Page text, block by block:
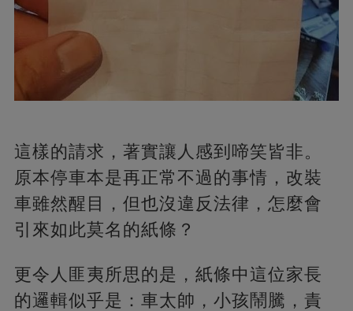
這樣的請求，著實讓人感到啼笑皆非。
原本停車本是再正常不過的事情，改裝
車雖然醒目，但也沒違反法律，怎麼會
引來如此莫名的紙條？
更令人匪夷所思的是，紙條中這位家長
的邏輯似乎是：車太帥，小孩鬧騰，責